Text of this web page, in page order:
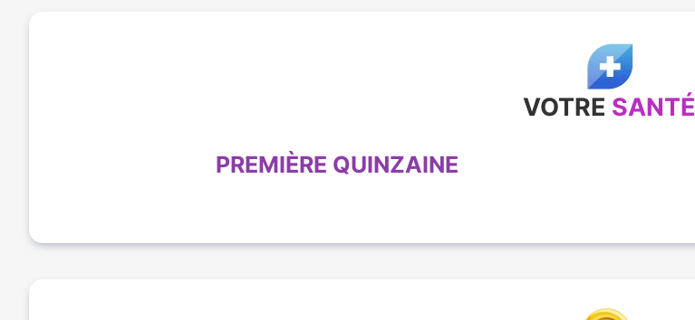
VOTRE SANTÉ
PREMIÈRE QUINZAINE